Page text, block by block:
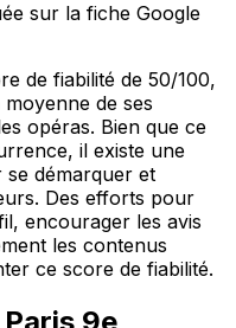
sur la fiche Google
de fiabilité de 50/100,
de ses
opéras. Bien que ce
il existe une
démarquer et
Des efforts pour
encourager les avis
les contenus
ce score de fiabilité.